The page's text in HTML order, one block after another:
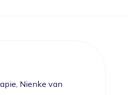
Nienke van